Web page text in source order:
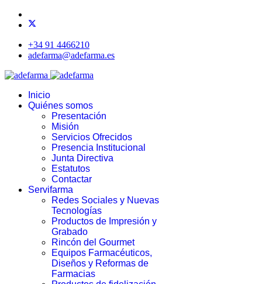
+34 91 4466210
adefarma@adefarma.es
Inicio
Quiénes somos
Presentación
Misión
Servicios Ofrecidos
Presencia Institucional
Junta Directiva
Estatutos
Contactar
Servifarma
Redes Sociales y Nuevas
Tecnologías
Productos de Impresión y
Grabado
Rincón del Gourmet
Equipos Farmacéuticos,
Diseños y Reformas de
Farmacias